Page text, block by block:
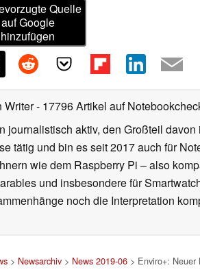
Quelle
auf Google
hinzufügen
Writer- 17796 Artikel auf
journalistisch aktiv, den Großteil
tätig und bin es seit 2017 auch für
wie dem Raspberry Pi – also
und insbesondere für
noch die Interpretation
> Newsarchiv> News 2019-06> Enviro+: Neuer